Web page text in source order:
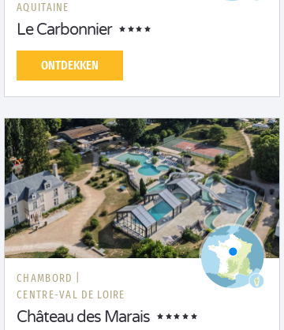
AQUITAINE
Le Carbonnier
ONTDEKKEN
CHAMBORD |
CENTRE-VAL DE LOIRE
Château des Marais